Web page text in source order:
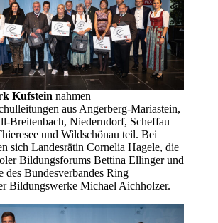
Kufstein nahmen
aus Angerberg-Mariastein,
Breitenbach, Niederndorf, Scheffau
und Wildschönau teil. Bei
sich Landesrätin Cornelia Hagele, die
Bildungsforums Bettina Ellinger und
des Bundesverbandes Ring
Bildungswerke Michael Aichholzer.